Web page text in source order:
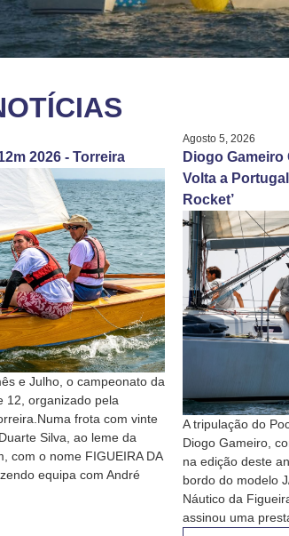
2026 - Torreira
e Julho, o campeonato da
12, organizado pela
frota com vinte
Silva, ao leme da
com o nome FIGUEIRA DA
equipa com André
Agosto 5, 2026
Diogo Gameiro
Volta a
Rocket’
A tripulação do
Diogo Gameiro,
na edição deste
bordo do modelo
Náutico da
assinou uma